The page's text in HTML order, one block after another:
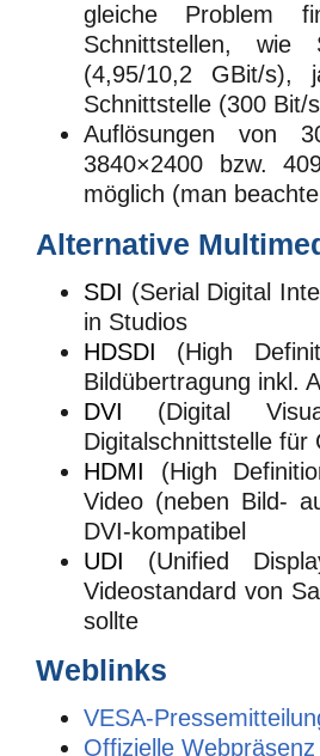
gleiche Problem
Schnittstellen,
(4,95/10,2 GBit/s),
Schnittstelle (300 Bit/
Auflösungen von
3840×2400 bzw.
möglich (man
Alternative
SDI (Serial Digital
in Studios
HDSDI (High
Bildübertragung inkl.
DVI (Digital
Digitalschnittstelle für
HDMI (High
Video (neben Bild-
DVI-kompatibel
UDI (Unified
Videostandard von
sollte
Weblinks
VESA-
Offizielle Webpräsenz